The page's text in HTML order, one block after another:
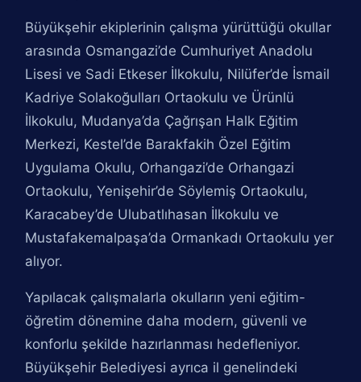
Büyükşehir ekiplerinin çalışma yürüttüğü okullar
arasında Osmangazi’de Cumhuriyet Anadolu
Lisesi ve Sadi Etkeser İlkokulu, Nilüfer’de İsmail
Kadriye Solakoğulları Ortaokulu ve Ürünlü
İlkokulu, Mudanya’da Çağrışan Halk Eğitim
Merkezi, Kestel’de Barakfakih Özel Eğitim
Uygulama Okulu, Orhangazi’de Orhangazi
Ortaokulu, Yenişehir’de Söylemiş Ortaokulu,
Karacabey’de Ulubatlıhasan İlkokulu ve
Mustafakemalpaşa’da Ormankadı Ortaokulu yer
alıyor.
Yapılacak çalışmalarla okulların yeni eğitim-
öğretim dönemine daha modern, güvenli ve
konforlu şekilde hazırlanması hedefleniyor.
Büyükşehir Belediyesi ayrıca il genelindeki